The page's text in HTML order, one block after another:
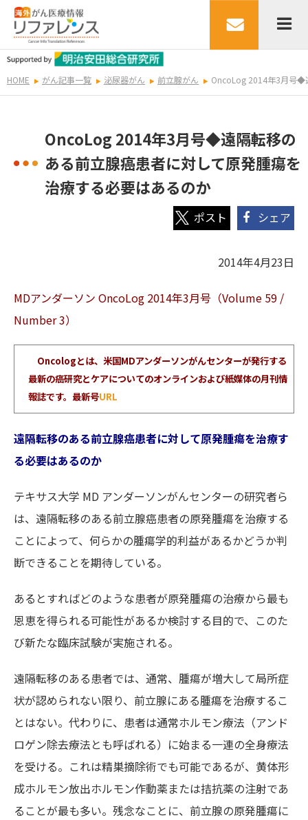
HOME がん記事一覧 泌尿器がん 前立腺がん OncoLog 2014年3月号◆
OncoLog 2014年3月号◆遠隔転移の
ある前立腺癌患者に対して原発腫瘍を
治療する必要はあるのか
シェア
2014年4月23日
MDアンダーソン OncoLog 2014年3月号（Volume 59 /
Number 3）
Oncologとは、米国MDアンダーソンがんセンターが発行する
最新の癌研究とケアについてのオンラインおよび紙媒体の月刊情
報誌です。最新号URL
遠隔転移のある前立腺癌患者に対して原発腫瘍を治療す
る必要はあるのか
テキサス大学 MD アンダーソンがんセンターの研究者ら
は、遠隔転移のある前立腺癌患者の原発腫瘍を治療する
ことによって、何らかの腫瘍学的利益があるかどうか判
断できることを期待している。
あるとすればどのような患者が原発腫瘍の治療から最も
恩恵を得られる可能性があるか検討する目的で、このた
び新たな臨床試験が実施される。
遠隔転移のある患者では、通常、腫瘍が増大して局所症
状が認められない限り、前立腺にある腫瘍を治療するこ
とはない。代わりに、患者は通常ホルモン療法（アンド
ロゲン除去療法とも呼ばれる）に始まる一連の全身療法
を受ける。これは精巣摘除術でも可能であるが、黄体形
成ホルモン放出ホルモン作動薬または拮抗薬の注射であ
ることが最も多い。残念なことに、前立腺の原発腫瘍に